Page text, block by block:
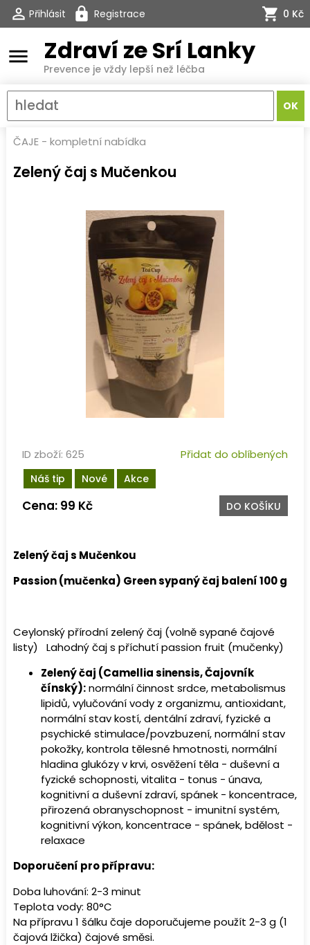
Přihlásit Registrace 0 Kč
menu Zdraví ze Srí Lanky
Prevence je vždy lepší než léčba
ČAJE - kompletní nabídka
Zelený čaj s Mučenkou
ID zboží: 625
Náš tip Nové Akce
Přidat do oblíbených
Cena: 99 Kč DO KOŠÍKU
Zelený čaj s Mučenkou
Passion (mučenka) Green sypaný čaj balení 100 g
Ceylonský přírodní zelený čaj (volně sypané čajové
listy) Lahodný čaj s příchutí passion fruit (mučenky)
Zelený čaj (Camellia sinensis, Čajovník
čínský):normální činnost srdce, metabolismus
lipidů, vylučování vody z organizmu, antioxidant,
normální stav kostí, dentální zdraví, fyzické a
psychické stimulace/povzbuzení, normální stav
pokožky, kontrola tělesné hmotnosti, normální
hladina glukózy v krvi, osvěžení těla - duševní a
fyzické schopnosti, vitalita - tonus - únava,
kognitivní a duševní zdraví, spánek - koncentrace,
přirozená obranyschopnost - imunitní systém,
kognitivní výkon, koncentrace - spánek, bdělost -
relaxace
Doporučení pro přípravu:
Doba luhování: 2-3 minut
Teplota vody: 80°C
Na přípravu 1 šálku čaje doporučujeme použít 2-3 g (1
čajová lžička) čajové směsi.